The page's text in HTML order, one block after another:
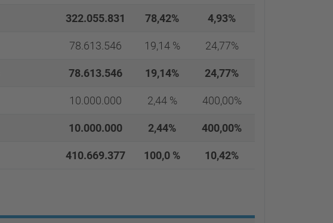
322.055.831 78,42% 4,93%
78.613.546 19,14 % 24,77%
78.613.546 19,14% 24,77%
10.000.000 2,44 % 400,00%
10.000.000 2,44% 400,00%
410.669.377 100,0 % 10,42%